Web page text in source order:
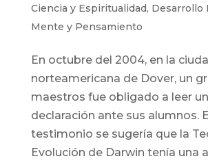
Ciencia y Espiritualidad, Desarrollo
Mente y Pensamiento
En octubre del 2004, en la
norteamericana de Dover, un
maestros fue obligado a leer
declaración ante sus alumnos.
testimonio se sugería que la
Evolución de Darwin tenía una